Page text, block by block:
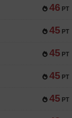
46 PT
45 PT
45 PT
45 PT
45 PT